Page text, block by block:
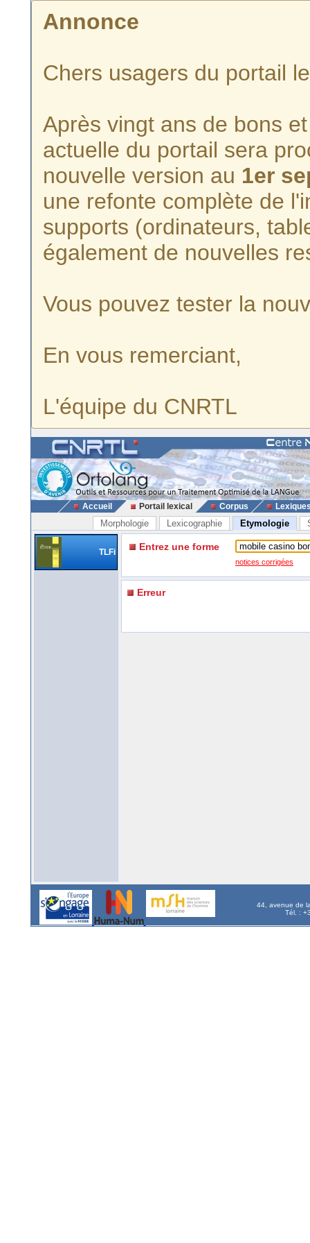
Annonce
Chers usagers du portail
Après vingt ans de bons
actuelle du portail sera
nouvelle version au 1er
une refonte complète de
supports (ordinateurs,
également de nouvelles
Vous pouvez tester la
En vous remerciant,
L'équipe du CNRTL
Accueil Portail lexical Corpus
Morphologie Lexicographie Etymologie
TLFi Entrez une forme
notices corrigées
Erreur
44, avenue de
Tél. :